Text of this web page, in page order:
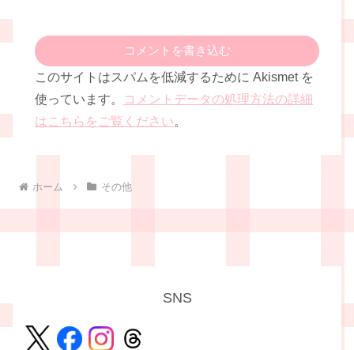
コメントを書き込む
このサイトはスパムを低減するために Akismet を
使っています。
コメントデータの処理方法の詳細
はこちらをご覧ください。
ホーム その他
SNS